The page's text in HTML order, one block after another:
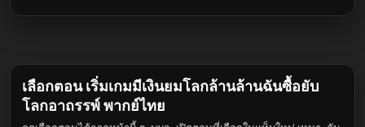
เลือกตอน เริ่มเกมมีเงินยมโลกล้านล้านฉันซื้อยับ
โลกอาถรรพ์ พากย์ไทย